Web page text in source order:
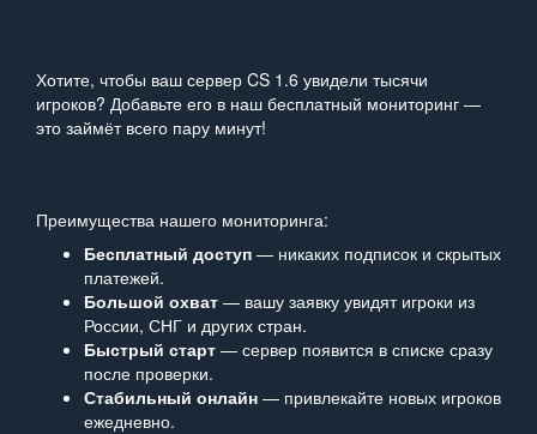
Хотите, чтобы ваш сервер CS 1.6 увидели тысячи
игроков? Добавьте его в наш бесплатный мониторинг —
это займёт всего пару минут!
Преимущества нашего мониторинга:
Бесплатный доступ — никаких подписок и скрытых
платежей.
Большой охват — вашу заявку увидят игроки из
России, СНГ и других стран.
Быстрый старт — сервер появится в списке сразу
после проверки.
Стабильный онлайн — привлекайте новых игроков
ежедневно.